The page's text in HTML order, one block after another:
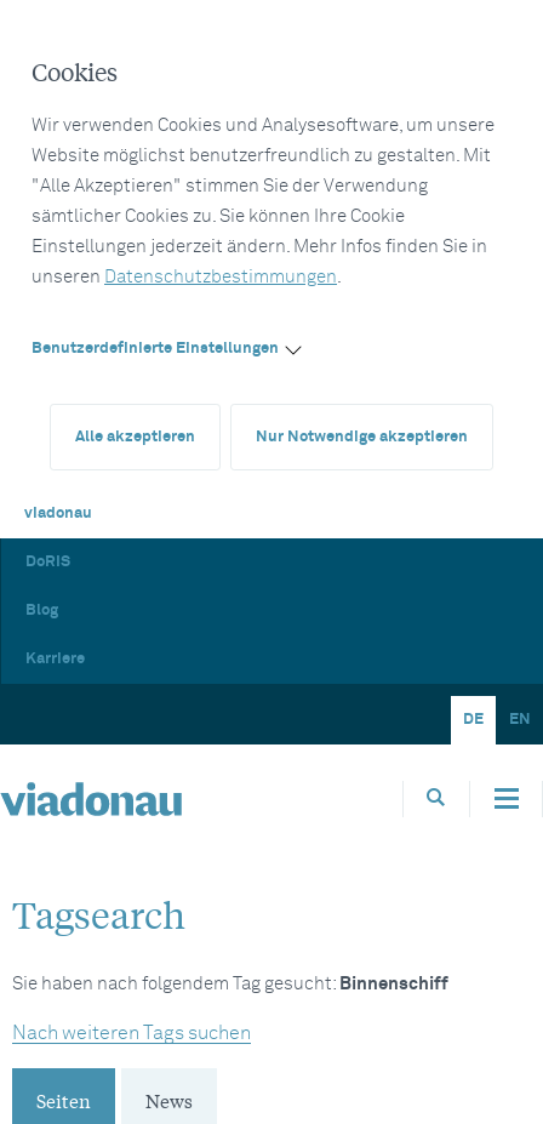
Cookies
Wir verwenden Cookies und Analysesoftware, um unsere
Website möglichst benutzerfreundlich zu gestalten. Mit
"Alle Akzeptieren" stimmen Sie der Verwendung
sämtlicher Cookies zu. Sie können Ihre Cookie
Einstellungen jederzeit ändern. Mehr Infos finden Sie in
unseren Datenschutzbestimmungen.
Benutzerdefinierte Einstellungen
Alle akzeptieren Nur Notwendige akzeptieren
viadonau
DoRIS
Blog
Karriere
DE EN
Tagsearch
Sie haben nach folgendem Tag gesucht: Binnenschiff
Nach weiteren Tags suchen
Seiten News